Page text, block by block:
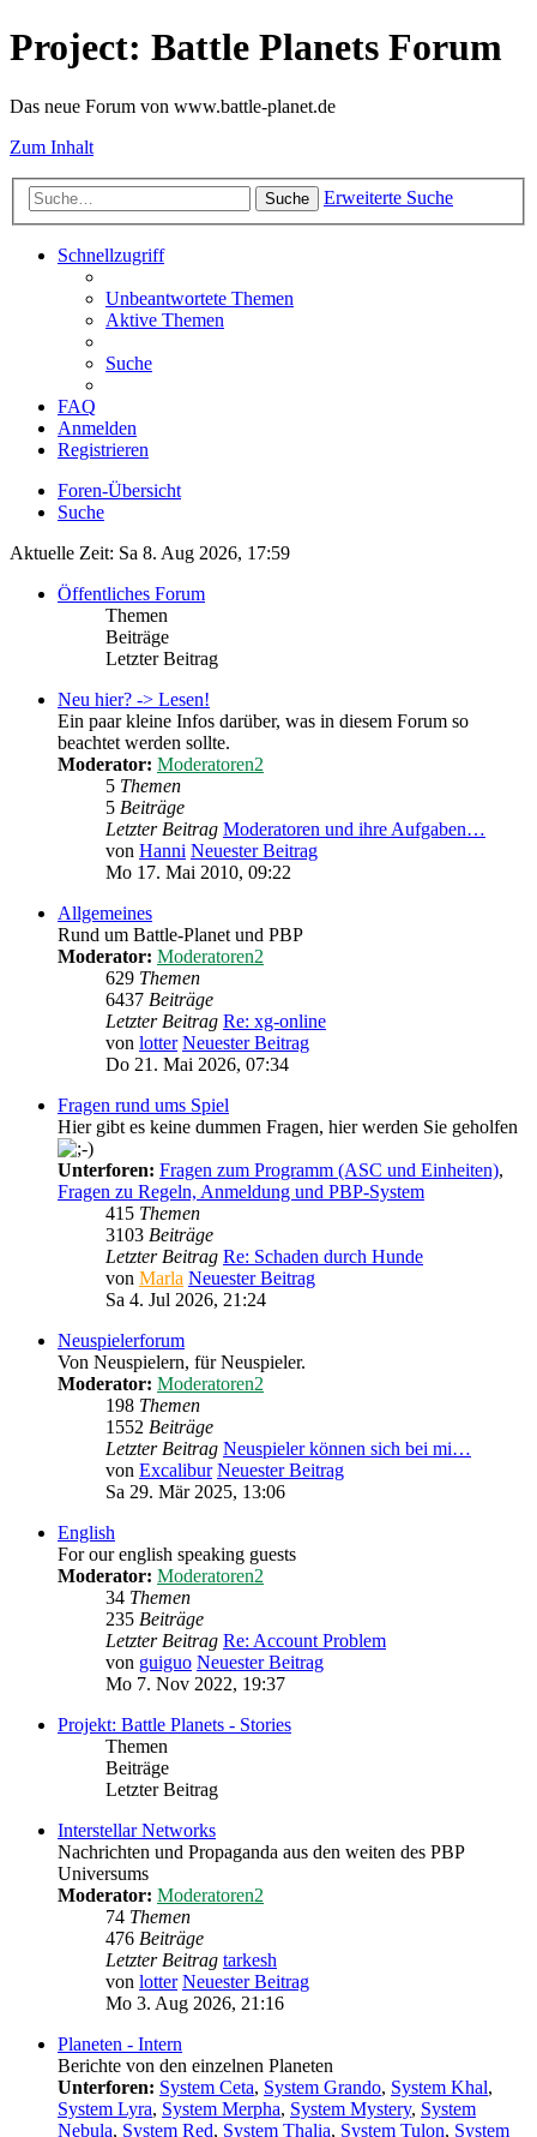
Project: Battle Planets Forum
Das neue Forum von www.battle-planet.de
Zum Inhalt
Suche Erweiterte Suche
Schnellzugriff
Unbeantwortete Themen
Aktive Themen
Suche
FAQ
Anmelden
Registrieren
Foren-Übersicht
Suche
Aktuelle Zeit: Sa 8. Aug 2026, 17:59
Öffentliches Forum
Themen
Beiträge
Letzter Beitrag
Neu hier? -> Lesen!
Ein paar kleine Infos darüber, was in diesem Forum so
beachtet werden sollte.
Moderator: Moderatoren2
5 Themen
5 Beiträge
Letzter Beitrag Moderatoren und ihre Aufgaben…
von Hanni Neuester Beitrag
Mo 17. Mai 2010, 09:22
Allgemeines
Rund um Battle-Planet und PBP
Moderator: Moderatoren2
629 Themen
6437 Beiträge
Letzter Beitrag Re: xg-online
von lotter Neuester Beitrag
Do 21. Mai 2026, 07:34
Fragen rund ums Spiel
Hier gibt es keine dummen Fragen, hier werden Sie geholfen
Unterforen: Fragen zum Programm (ASC und Einheiten),
Fragen zu Regeln, Anmeldung und PBP-System
415 Themen
3103 Beiträge
Letzter Beitrag Re: Schaden durch Hunde
von Marla Neuester Beitrag
Sa 4. Jul 2026, 21:24
Neuspielerforum
Von Neuspielern, für Neuspieler.
Moderator: Moderatoren2
198 Themen
1552 Beiträge
Letzter Beitrag Neuspieler können sich bei mi…
von Excalibur Neuester Beitrag
Sa 29. Mär 2025, 13:06
English
For our english speaking guests
Moderator: Moderatoren2
34 Themen
235 Beiträge
Letzter Beitrag Re: Account Problem
von guiguo Neuester Beitrag
Mo 7. Nov 2022, 19:37
Projekt: Battle Planets - Stories
Themen
Beiträge
Letzter Beitrag
Interstellar Networks
Nachrichten und Propaganda aus den weiten des PBP
Universums
Moderator: Moderatoren2
74 Themen
476 Beiträge
Letzter Beitrag tarkesh
von lotter Neuester Beitrag
Mo 3. Aug 2026, 21:16
Planeten - Intern
Berichte von den einzelnen Planeten
Unterforen: System Ceta, System Grando, System Khal,
System Lyra, System Merpha, System Mystery, System
Nebula, System Red, System Thalia, System Tulon, System